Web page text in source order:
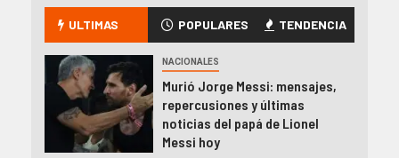
ULTIMAS POPULARES TENDENCIA
NACIONALES
Murió Jorge Messi: mensajes,
repercusiones y últimas
noticias del papá de Lionel
Messi hoy